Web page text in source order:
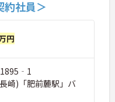
約社員＞
円
1895‐1
崎)「肥前麓駅」バ